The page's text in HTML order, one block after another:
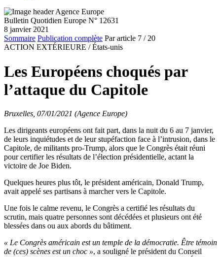
Bulletin Quotidien Europe N° 12631
8 janvier 2021
Sommaire Publication complète Par article 7 / 20
ACTION EXTÉRIEURE / États-unis
Les Européens choqués par
l’attaque du Capitole
Bruxelles, 07/01/2021 (Agence Europe)
Les dirigeants européens ont fait part, dans la nuit du 6 au 7 janvier,
de leurs inquiétudes et de leur stupéfaction face à l’intrusion, dans le
Capitole, de militants pro-Trump, alors que le Congrès était réuni
pour certifier les résultats de l’élection présidentielle, actant la
victoire de Joe Biden.
Quelques heures plus tôt, le président américain, Donald Trump,
avait appelé ses partisans à marcher vers le Capitole.
Une fois le calme revenu, le Congrès a certifié les résultats du
scrutin, mais quatre personnes sont décédées et plusieurs ont été
blessées dans ou aux abords du bâtiment.
« Le Congrès américain est un temple de la démocratie. Être témoin
de (ces) scènes est un choc », a souligné le président du Conseil